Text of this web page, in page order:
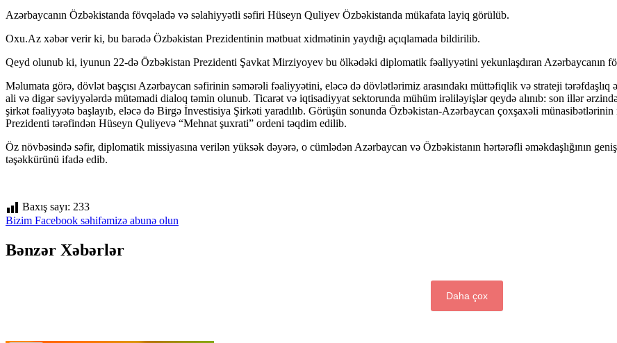
Azərbaycanın Özbəkistanda fövqəladə və səlahiyyətli səfiri Hüseyn Quliyev Özbəkistanda mükafata layiq görülüb.
Oxu.Az xəbər verir ki, bu barədə Özbəkistan Prezidentinin mətbuat xidmətinin yaydığı açıqlamada bildirilib.
Qeyd olunub ki, iyunun 22-də Özbəkistan Prezidenti Şavkat Mirziyoyev bu ölkədəki diplomatik fəaliyyətini yekunlaşdıran Azərbaycanın
Məlumata görə, dövlət başçısı Azərbaycan səfirinin səmərəli fəaliyyətini, eləcə də dövlətlərimiz arasındakı müttəfiqlik və strateji
ali və digər səviyyələrdə mütəmadi dialoq təmin olunub. Ticarət və iqtisadiyyat sektorunda mühüm irəliləyişlər qeydə alınıb: son illər
şirkət fəaliyyətə başlayıb, eləcə də Birgə İnvestisiya Şirkəti yaradılıb. Görüşün sonunda Özbəkistan-Azərbaycan çoxşaxəli
Prezidenti tərəfindən Hüseyn Quliyevə “Mehnat şuxrati” ordeni təqdim edilib.
Öz növbəsində səfir, diplomatik missiyasına verilən yüksək dəyərə, o cümlədən Azərbaycan və Özbəkistanın hərtərəfli əməkdaşlığının
təşəkkürünü ifadə edib.
Baxış sayı: 233
Bizim Facebook səhifəmizə abunə olun
Bənzər Xəbərlər
Daha çox